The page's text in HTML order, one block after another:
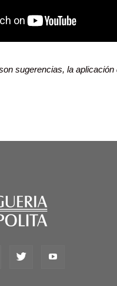
sugerencias, la